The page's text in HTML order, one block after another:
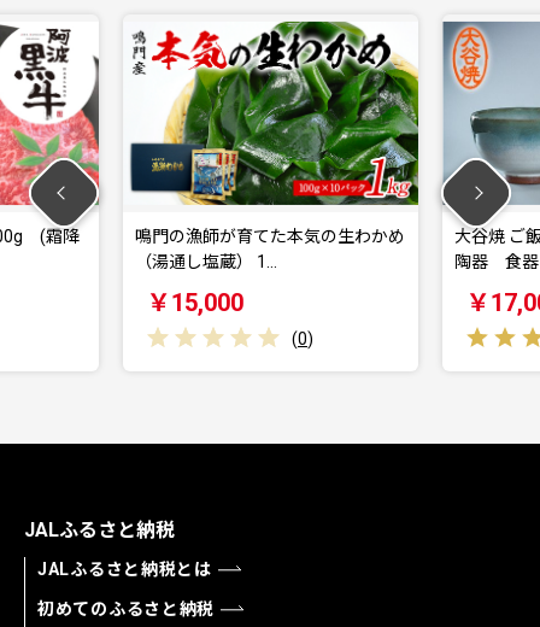
(霜降
鳴門の漁師が育てた本気の生わかめ
（湯通し塩蔵） 1…
￥15,000
(0)
大谷焼 ご
陶器 食
￥
JALふるさと納税
JALふるさと納税とは
初めてのふるさと納税